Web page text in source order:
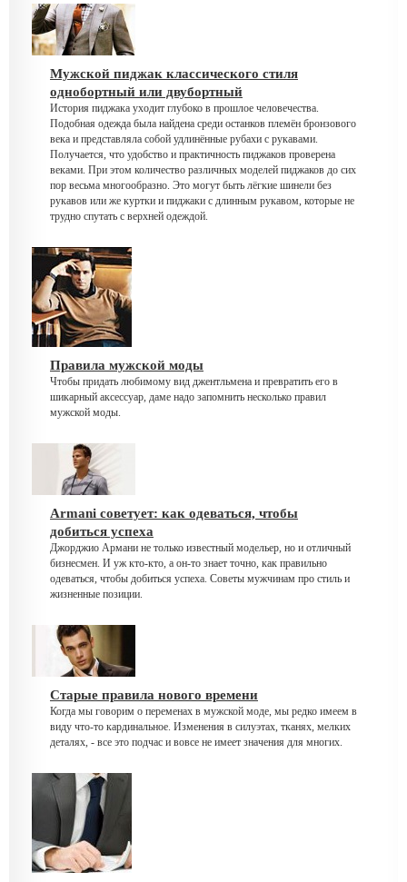
Мужской пиджак классического стиля
однобортный или двубортный
История пиджака уходит глубоко в прошлое человечества.
Подобная одежда была найдена среди останков племён бронзового
века и представляла собой удлинённые рубахи с рукавами.
Получается, что удобство и практичность пиджаков проверена
веками. При этом количество различных моделей пиджаков до сих
пор весьма многообразно. Это могут быть лёгкие шинели без
рукавов или же куртки и пиджаки с длинным рукавом, которые не
трудно спутать с верхней одеждой.
Правила мужской моды
Чтобы придать любимому вид джентльмена и превратить его в
шикарный аксессуар, даме надо запомнить несколько правил
мужской моды.
Armani советует: как одеваться, чтобы
добиться успеха
Джорджио Армани не только известный модельер, но и отличный
бизнесмен. И уж кто-кто, а он-то знает точно, как правильно
одеваться, чтобы добиться успеха. Советы мужчинам про стиль и
жизненные позиции.
Старые правила нового времени
Когда мы говорим о переменах в мужской моде, мы редко имеем в
виду что-то кардинальное. Изменения в силуэтах, тканях, мелких
деталях, - все это подчас и вовсе не имеет значения для многих.